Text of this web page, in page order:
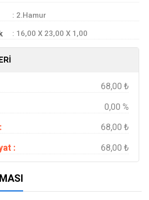
: 2.Hamur
: 16,00 X 23,00 X 1,00
68,00 ₺
0,00 %
68,00 ₺
:
68,00 ₺